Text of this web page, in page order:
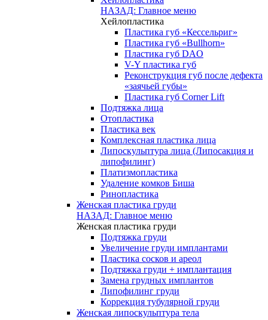
НАЗАД: Главное меню
Хейлопластика
Пластика губ «Кессельриг»
Пластика губ «Bullhorn»
Пластика губ DAO
V-Y пластика губ
Реконструкция губ после дефекта
«заячьей губы»
Пластика губ Corner Lift
Подтяжка лица
Отопластика
Пластика век
Комплексная пластика лица
Липоскульптура лица (Липосакция и
липофилинг)
Платизмопластика
Удаление комков Биша
Ринопластика
Женская пластика груди
НАЗАД: Главное меню
Женская пластика груди
Подтяжка груди
Увеличение груди имплантами
Пластика сосков и ареол
Подтяжка груди + имплантация
Замена грудных имплантов
Липофилинг груди
Коррекция тубулярной груди
Женская липоскульптура тела